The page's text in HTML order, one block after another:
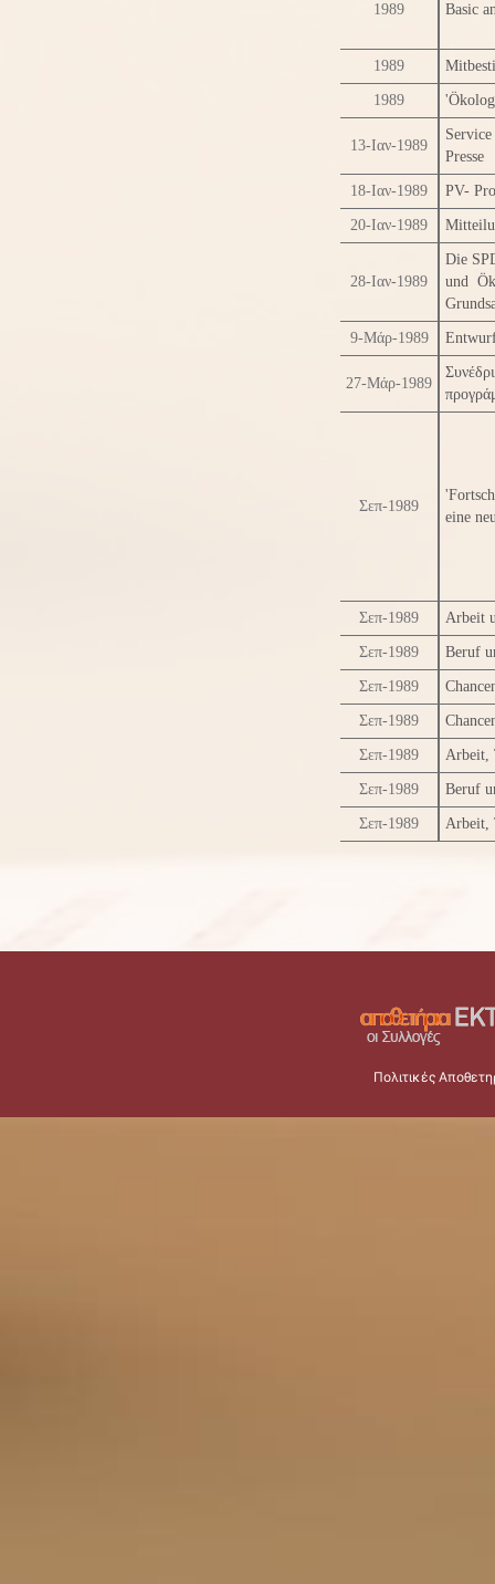
1989 Basic
1989
1989
13-Ιαν-1989
Presse
18-Ιαν-1989 PV-
20-Ιαν-1989
28-Ιαν-1989
Die
und
9-Μάρ-1989
27-Μάρ-1989
Σεπ-1989
eine
Σεπ-1989 Arbeit
Σεπ-1989 Beruf
Σεπ-1989
Σεπ-1989
Σεπ-1989 Arbeit,
Σεπ-1989 Beruf
Σεπ-1989 Arbeit,